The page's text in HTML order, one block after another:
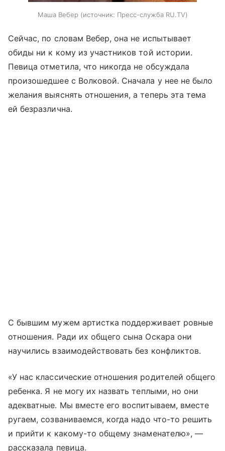
Маша Вебер источник: Пресс-служба RU.TV
Сейчас, по словам Вебер, она не испытывает
обиды ни к кому из участников той истории.
Певица отметила, что никогда не обсуждала
произошедшее с Волковой. Сначала у нее не было
желания выяснять отношения, а теперь эта тема
ей безразлична.
С бывшим мужем артистка поддерживает ровные
отношения. Ради их общего сына Оскара они
научились взаимодействовать без конфликтов.
«У нас классические отношения родителей общего
ребенка. Я не могу их назвать теплыми, но они
адекватные. Мы вместе его воспитываем, вместе
ругаем, созваниваемся, когда надо что-то решить
и прийти к какому-то общему знаменателю», —
рассказала певица.